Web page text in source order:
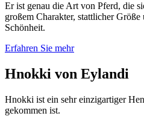
Er ist genau die Art von Pferd, die
großem Charakter, stattlicher
Schönheit.
Erfahren Sie mehr
Hnokki von Eylandi
Hnokki ist ein sehr einzigartiger
gekommen ist.